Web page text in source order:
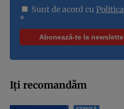
Sunt de acord cu
*
Iți recomandăm